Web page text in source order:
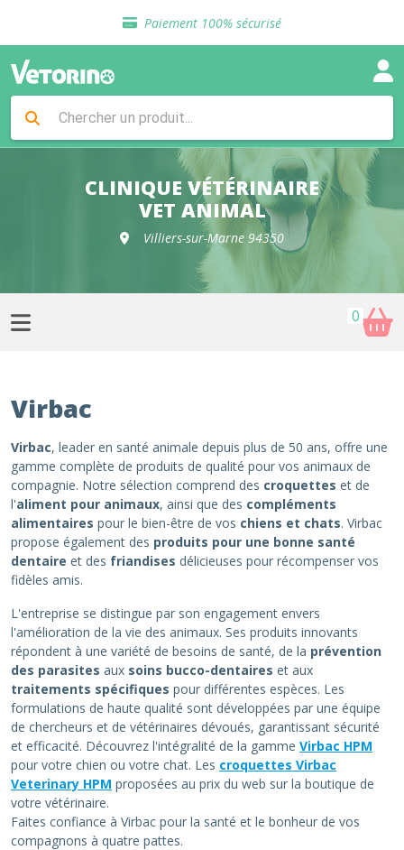
Paiement 100% sécurisé
Livraison gratuite en clinique vétérinaire
Sélection de croquettes vétérinaire
Livraison gratuite en clinique vétérinaire
Retour gratuit en clinique
Sélection de croquettes vétérinaire
CLINIQUE VÉTÉRINAIRE
VET ANIMAL
Villiers-sur-Marne 94350
0
Virbac
Virbac, leader en santé animale depuis plus de 50 ans, offre une
gamme complète de produits de qualité pour vos animaux de
compagnie. Notre sélection comprend des croquettes et de
l'aliment pour animaux, ainsi que des compléments
alimentaires pour le bien-être de vos chiens et chats. Virbac
propose également des produits pour une bonne santé
dentaire et des friandises délicieuses pour récompenser vos
fidèles amis.
L'entreprise se distingue par son engagement envers
l'amélioration de la vie des animaux. Ses produits innovants
répondent à une variété de besoins de santé, de la prévention
des parasites aux soins bucco-dentaires et aux
traitements spécifiques pour différentes espèces. Les
formulations de haute qualité sont développées par une équipe
de chercheurs et de vétérinaires dévoués, garantissant sécurité
et efficacité. Découvrez l'intégralité de la gamme Virbac HPM
pour votre chien ou votre chat. Les croquettes Virbac
Veterinary HPM proposées au prix du web sur la boutique de
votre vétérinaire.
Faites confiance à Virbac pour la santé et le bonheur de vos
compagnons à quatre pattes.